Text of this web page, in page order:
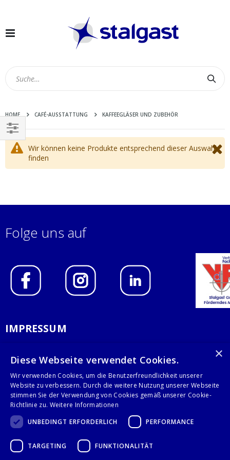
Navigation
HOME CAFÉ-AUSSTATTUNG KAFFEEGLÄSER UND ZUBEHÖR
Wir können keine Produkte entsprechend dieser Auswahl
finden
EINKAUFEN
NACH
Folge uns auf
IMPRESSUM
AGB
KONTAKT
Stalgast GmbH
28359 Bremen
×
Diese Webseite verwendet Cookies.
Wir verwenden Cookies, um die Benutzerfreundlichkeit unserer
Website zu verbessern. Durch die weitere Nutzung unserer Webseite
stimmen Sie der Verwendung von Cookies gemäß unserer Cookie-
Richtlinie zu. Weitere Informationen
UNBEDINGT ERFORDERLICH
PERFORMANCE
TARGETING FUNKTIONALITÄT